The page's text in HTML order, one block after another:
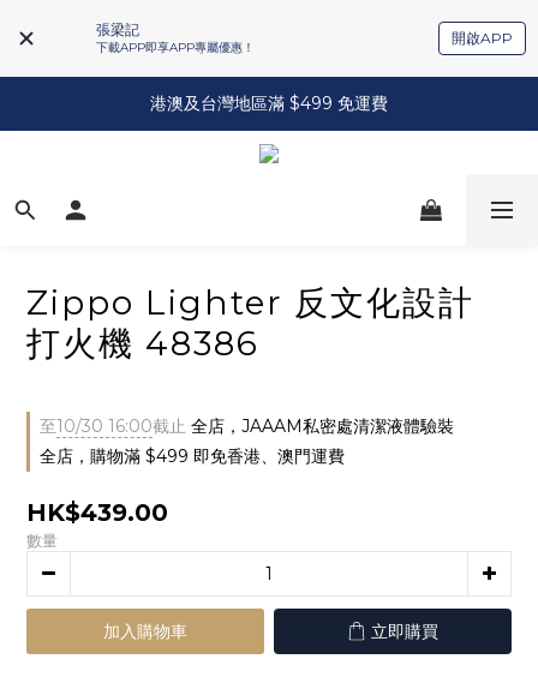
張梁記
下載APP即享APP專屬優惠！
開啟APP
港澳及台灣地區滿 $499 免運費
Zippo Lighter 反文化設計
打火機 48386
至10/30 16:00截止 全店，JAAAM私密處清潔液體驗裝
全店，購物滿 $499 即免香港、澳門運費
HK$439.00
數量
加入購物車 立即購買